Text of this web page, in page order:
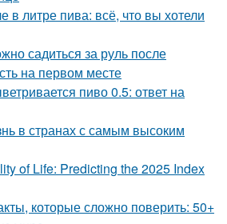
в литре пива: всё, что вы хотели
садиться за руль после
на первом месте
пиво 0.5: ответ на
в странах с самым высоким
of Life: Predicting the 2025 Index
которые сложно поверить: 50+